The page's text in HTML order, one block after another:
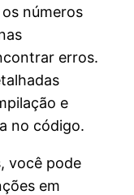
números
erros.
e
no código.
você pode
em